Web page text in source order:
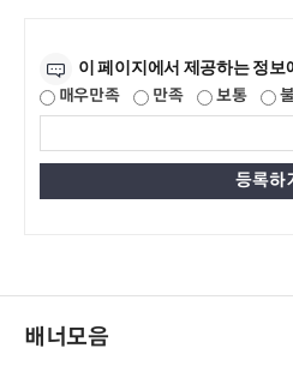
이 페이지에서 제공하는 정
매우만족 만족 보통
배너모음